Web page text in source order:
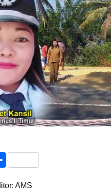
Share
AMS